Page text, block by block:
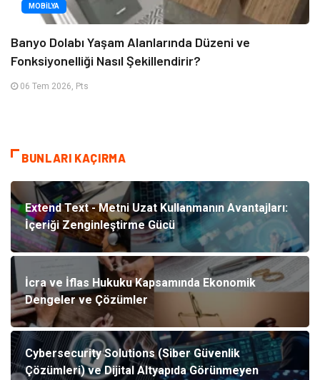
MOBILYA
Banyo Dolabı Yaşam Alanlarında Düzeni ve
Fonksiyonelliği Nasıl Şekillendirir?
06 Tem 2026, Pts
BUNLARI KAÇIRMA
Extend Text - Metni Uzat Kullanmanın Avantajları:
İçeriği Zenginleştirme Gücü
İcra ve İflas Hukuku Kapsamında Ekonomik
Dengeler ve Çözümler
Cybersecurity Solutions (Siber Güvenlik
Çözümleri) ve Dijital Altyapıda Görünmeyen